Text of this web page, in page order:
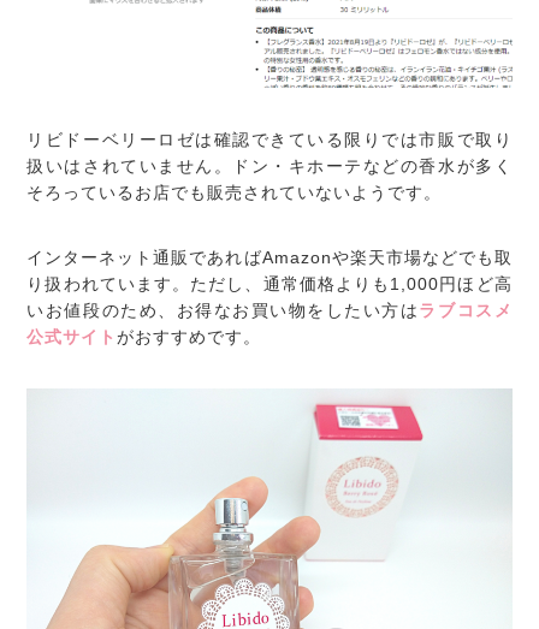
リビドーベリーロゼは確認できている限りでは市販で取り
扱いはされていません。ドン・キホーテなどの香水が多く
そろっているお店でも販売されていないようです。
インターネット通販であればAmazonや楽天市場などでも取
り扱われています。ただし、通常価格よりも1,000円ほど高
いお値段のため、お得なお買い物をしたい方はラブコスメ
公式サイトがおすすめです。